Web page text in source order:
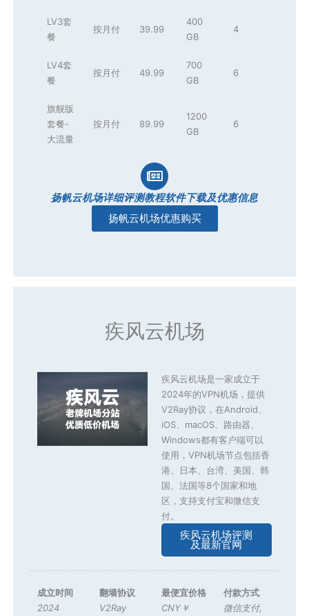
LV3套
餐
按月付 39.99
400
GB
4
LV4套
餐
按月付 49.99
700
GB
6
旗舰版
套餐-
大流量
按月付 89.99
1200
GB
6
扬帆云机场详细评测教程软件下载及优惠信息
扬帆云机场优惠购买
疾风云机场
疾风云机场是一家成立于
2024年的VPN机场，提供
V2Ray协议，在Android、
iOS、macOS、路由器、
Windows都有客户端可以
使用，VPN机场节点包括香
港、日本、台湾、美国、韩
国、法国等8个国家和地
区，支持支付宝和微信支
付。
疾风云机场评测
及最新官网
成立时间
2024
翻墙协议
V2Ray
最便宜价格
CNY￥
付款方式
微信支付,